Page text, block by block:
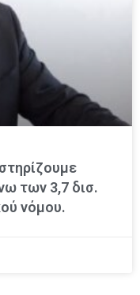
των 3,7 δισ.
νόμου.